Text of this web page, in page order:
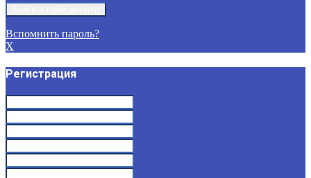
Вспомнить пароль?
X
Регистрация